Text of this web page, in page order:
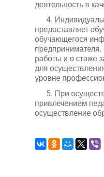
деятельность в
4.
предоставляет
обучающегося
предпринимателя,
работы и о стаже
для
уровне
5. При
привлечением
осуществление